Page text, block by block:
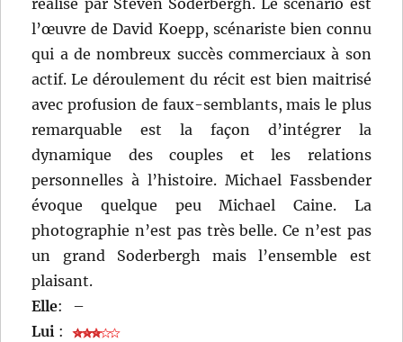
réalisé par Steven Soderbergh. Le scénario est
l’œuvre de David Koepp, scénariste bien connu
qui a de nombreux succès commerciaux à son
actif. Le déroulement du récit est bien maitrisé
avec profusion de faux-semblants, mais le plus
remarquable est la façon d’intégrer la
dynamique des couples et les relations
personnelles à l’histoire. Michael Fassbender
évoque quelque peu Michael Caine. La
photographie n’est pas très belle. Ce n’est pas
un grand Soderbergh mais l’ensemble est
plaisant.
Elle:
–
Lui :